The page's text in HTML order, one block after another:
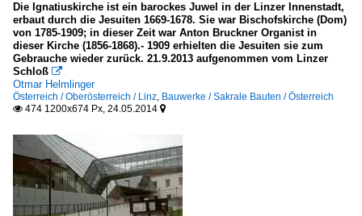
Die Ignatiuskirche ist ein barockes Juwel in der Linzer Innenstadt,
erbaut durch die Jesuiten 1669-1678. Sie war Bischofskirche (Dom)
von 1785-1909; in dieser Zeit war Anton Bruckner Organist in
dieser Kirche (1856-1868).- 1909 erhielten die Jesuiten sie zum
Gebrauche wieder zurück. 21.9.2013 aufgenommen vom Linzer
Schloß 
Otmar Helmlinger
Österreich / Oberösterreich / Linz, Bauwerke / Sakrale Bauten / Österreich
 474 1200x674 Px, 24.05.2014 